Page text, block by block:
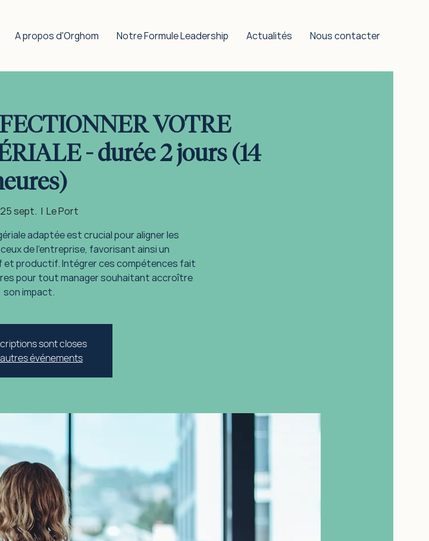
A propos d'Orghom Notre Formule Leadership Actualités Nous contacter
VOTRE
- durée 2 jours (14
sept.
  |
Le Port
adaptée est crucial pour aligner les
de l'entreprise, favorisant ainsi un
et productif. Intégrer ces compétences fait
pour tout manager souhaitant accroître
son impact.
sont closes
événements